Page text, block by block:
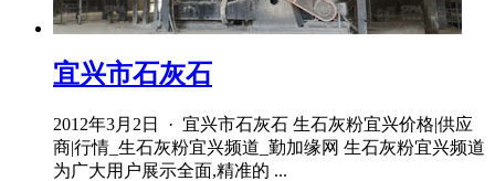
宜兴市石灰石
2012年3月2日 · 宜兴市石灰石 生石灰粉宜兴价格|供应
商|行情_生石灰粉宜兴频道_勤加缘网 生石灰粉宜兴频道
为广大用户展示全面,精准的 ...